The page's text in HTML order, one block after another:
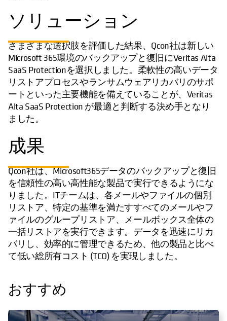
ソリューション
さまざまな選択肢を評価した結果、Qcon社は新しい
Microsoft 365環境のバックアップと復旧にVeritas Alta
SaaS Protectionを選択しました。柔軟性の高いデータ
リストアプロセスやランサムウェアリカバリのサポ
ートといった主要機能を備えていることが、Veritas
Alta SaaS Protection が最適と判断する決め手となり
ました。
成果
Qcon社は、Microsoft365データのバックアップと復旧
を信頼性の高い高性能な製品で実行できるようにな
りました。ITチームは、各メールやファイルの個別
リストア、特定の基準を満たすすべてのメールやフ
ァイルのグループリストア、メールボックス全体の
一括リストアを実行できます。データを迅速にリカ
バリし、効率的に管理できるため、他の製品と比べ
て低い総所有コスト (TCO) を実現しました。
おすすめ